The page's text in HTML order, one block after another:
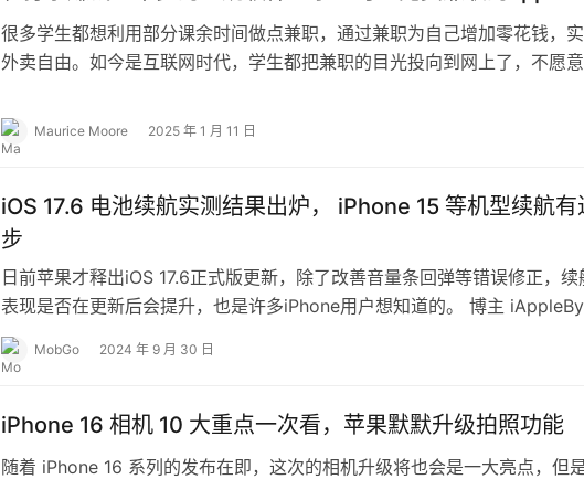
很多学生都想利用部分课余时间做点兼职，通过兼职为自己增加零花钱，
外卖自由。如今是互联网时代，学生都把兼职的目光投向到网上了，不愿意
Maurice Moore 2025 年 1 月 11 日
iOS 17.6 电池续航实测结果出炉， iPhone 15 等机型续航有
步
日前苹果才释出iOS 17.6正式版更新，除了改善音量条回弹等错误修正，续
表现是否在更新后会提升，也是许多iPhone用户想知道的。 博主
也再次帮大家实…
MobGo 2024 年 9 月 30 日
iPhone 16 相机 10 大重点一次看，苹果默默升级拍照功能
随着 iPhone 16 系列的发布在即，这次的相机升级将也会是一大亮点，但